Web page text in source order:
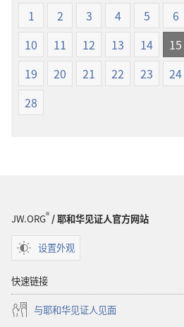
1 2 3 4 5 6
10
11 12 13 14 15
19
20 21 22 23 24
28
JW.ORG® / 耶和华见证人官方网站
设置外观
快速链接
与耶和华见证人见面